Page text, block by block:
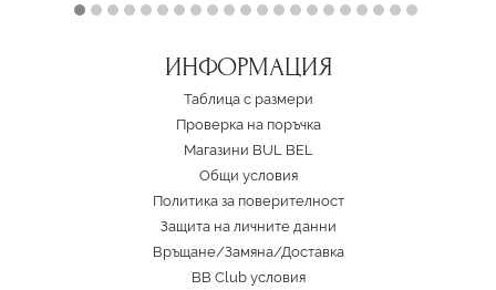
ИНФОРМАЦИЯ
Таблица с размери
Проверка на поръчка
Магазини BUL BEL
Oбщи условия
Политика за поверителност
Защита на личните данни
Връщане/Замяна/Доставка
BB Club условия